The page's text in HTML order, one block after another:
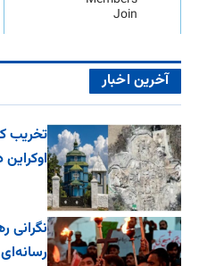
Join
آخرین اخبار
نگرانی